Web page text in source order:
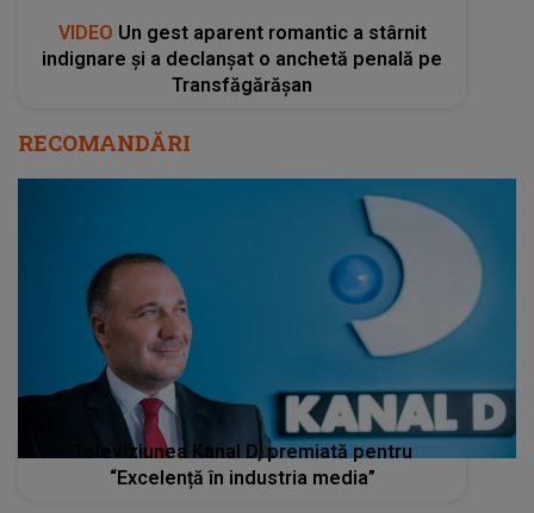
VIDEO Un gest aparent romantic a stârnit
indignare și a declanșat o anchetă penală pe
Transfăgărășan
RECOMANDĂRI
Televiziunea Kanal D, premiată pentru
“Excelență în industria media”